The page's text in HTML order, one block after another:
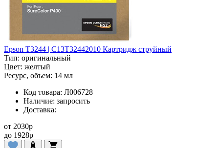
Epson T3244 | C13T32442010 Картридж струйный
Тип: оригинальный
Цвет: желтый
Ресурс, объем: 14 мл
Код товара: Л006728
Наличие: запросить
Доставка:
от 2030p
до 1928p